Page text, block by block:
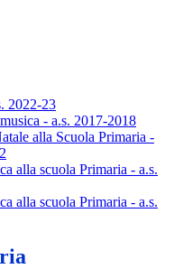
2022-23
- a.s. 2017-2018
alla Scuola Primaria -
alla scuola Primaria - a.s.
alla scuola Primaria - a.s.